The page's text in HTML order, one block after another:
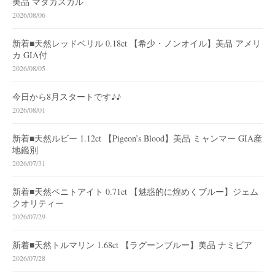
2026/08/06
新着■天然レッドベリル 0.18ct 【希少・ノンオイル】美品 アメリ
カ GIA付
2026/08/05
今日から8月スタートです♪♪
2026/08/01
新着■天然ルビー 1.12ct 【Pigeon’s Blood】美品 ミャンマー GIA産
地鑑別
2026/07/31
新着■天然ベニトアイト 0.71ct 【魅惑的に煌めくブルー】ジェム
クオリティー
2026/07/29
新着■天然トルマリン 1.68ct 【ラグーンブルー】美品 ナミビア
2026/07/28